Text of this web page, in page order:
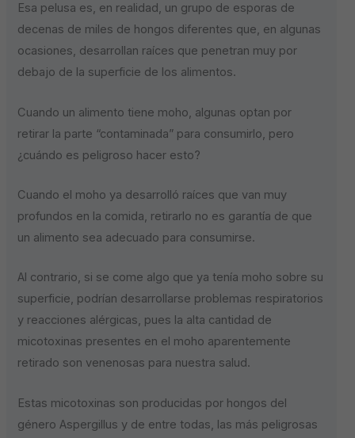
Esa pelusa es, en realidad, un grupo de esporas de
decenas de miles de hongos diferentes que, en algunas
ocasiones, desarrollan raíces que penetran muy por
debajo de la superficie de los alimentos.
Cuando un alimento tiene moho, algunas optan por
retirar la parte “contaminada” para consumirlo, pero
¿cuándo es peligroso hacer esto?
Cuando el moho ya desarrolló raíces que van muy
profundos en la comida, retirarlo no es garantía de que
un alimento sea adecuado para consumirse.
Al contrario, si se come algo que ya tenía moho sobre su
superficie, podrían desarrollarse problemas respiratorios
y reacciones alérgicas, pues la alta cantidad de
micotoxinas presentes en el moho aparentemente
retirado son venenosas para nuestra salud.
Estas micotoxinas son producidas por hongos del
género Aspergillus y de entre todas, las más peligrosas